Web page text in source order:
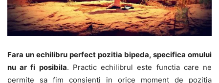
Fara un echilibru perfect pozitia bipeda, specifica omului
nu ar fi posibila. Practic echilibrul este functia care ne
permite sa fim consienti in orice moment de pozitia